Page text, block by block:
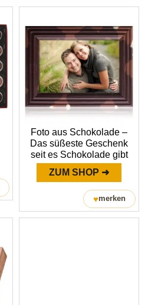
Foto aus Schokolade –
Das süßeste Geschenk
seit es Schokolade gibt
ZUM SHOP ➜
♥merken